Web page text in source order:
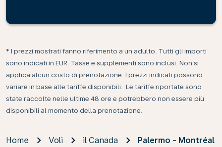
* I prezzi mostrati fanno riferimento a un adulto. Tutti gli importi
sono indicati in EUR. Tasse e supplementi sono inclusi. Non si
applica alcun costo di prenotazione. I prezzi indicati possono
variare in base alle tariffe disponibili. Le tariffe riportate sono
state raccolte nelle ultime 48 ore e potrebbero non essere più
disponibili al momento della prenotazione.
Home Voli il Canada Palermo - Montréal